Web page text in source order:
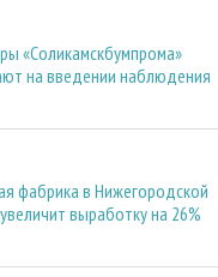
«Соликамскбумпрома»
на введении наблюдения
фабрика в Нижегородской
выработку на 26%